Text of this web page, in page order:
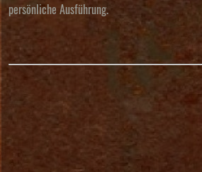
persönliche Ausführung.